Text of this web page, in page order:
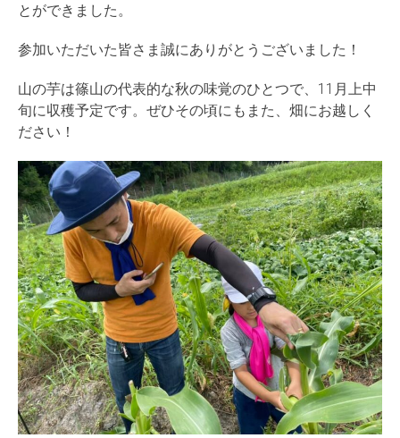
とができました。
参加いただいた皆さま誠にありがとうございました！
山の芋は篠山の代表的な秋の味覚のひとつで、11月上中
旬に収穫予定です。ぜひその頃にもまた、畑にお越しく
ださい！